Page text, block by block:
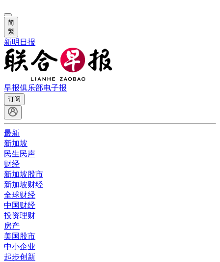
简
繁
新明日报
早报俱乐部电子报
订阅
最新
新加坡
民生民声
财经
新加坡股市
新加坡财经
全球财经
中国财经
投资理财
房产
美国股市
中小企业
起步创新